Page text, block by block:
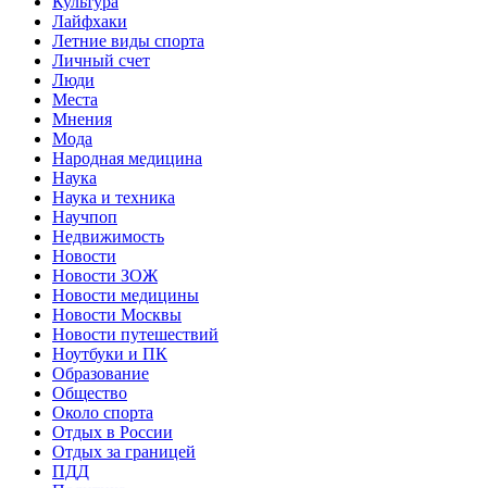
Лайфхаки
Летние виды спорта
Личный счет
Люди
Места
Мнения
Мода
Народная медицина
Наука
Наука и техника
Научпоп
Недвижимость
Новости
Новости ЗОЖ
Новости медицины
Новости Москвы
Новости путешествий
Ноутбуки и ПК
Образование
Общество
Около спорта
Отдых в России
Отдых за границей
ПДД